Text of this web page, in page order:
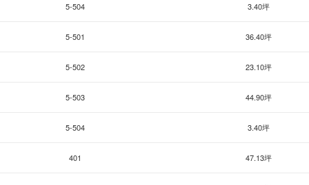
5-504 3.40坪
5-501 36.40坪
5-502 23.10坪
5-503 44.90坪
5-504 3.40坪
401 47.13坪